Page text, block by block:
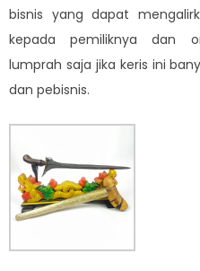
bisnis yang dapat
kepada pemiliknya dan
lumprah saja jika keris ini
dan pebisnis.